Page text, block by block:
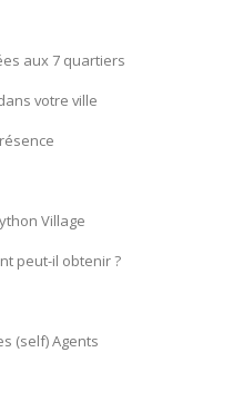
aux 7 quartiers
votre ville
Village
peut-il obtenir ?
(self) Agents